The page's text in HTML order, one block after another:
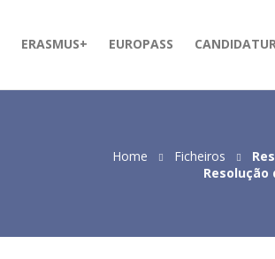
ERASMUS+ EUROPASS
Home Ficheiros
Resolução